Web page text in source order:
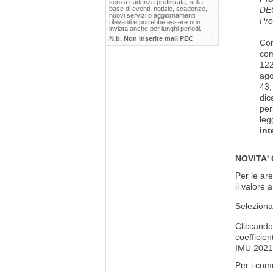
senza cadenza prefissata, sulla
base di eventi, notizie, scadenze,
nuovi servizi o aggiornamenti
rilevanti e potrebbe essere non
inviata anche per lunghi periodi.
N.b. Non inserite mail PEC
NOVITA'
Per le
il valore
IMU
Per i